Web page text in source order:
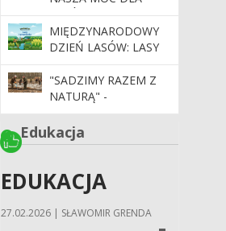
LASÓW I PLANETY
MIĘDZYNARODOWY
DZIEŃ LASÓW: LASY
DLA GOSPODARKI I
BEZPIECZEŃSTWA
"SADZIMY RAZEM Z
NATURĄ" -
MIĘDZYNARODOWY
DZIEŃ LASÓW –
INWESTYCJA W
GOSPODARKĘ I
BEZPIECZEŃSTWO
Edukacja
EDUKACJA
27.02.2026 | SŁAWOMIR GRENDA